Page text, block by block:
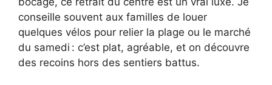
conseille souvent aux familles de louer
quelques vélos pour relier la plage ou le marché
du samedi : c’est plat, agréable, et on découvre
des recoins hors des sentiers battus.